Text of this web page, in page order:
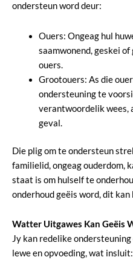
ondersteun word deur:
Ouers: Ongeag hul
saamwonend, geskei
ouers.
Grootouers: As die
ondersteuning te
verantwoordelik wees,
geval.
Die plig om te ondersteun
familielid, ongeag ouderdom,
staat is om hulself te
onderhoud geëis word, dit kan
Watter Uitgawes Kan Geëis
Jy kan redelike
lewe en opvoeding, wat insluit: